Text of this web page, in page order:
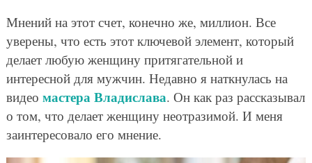
Мнений на этот счет, конечно же, миллион. Все
уверены, что есть этот ключевой элемент, который
делает любую женщину притягательной и
интересной для мужчин. Недавно я наткнулась на
видео мастера Владислава. Он как раз рассказывал
о том, что делает женщину неотразимой. И меня
заинтересовало его мнение.